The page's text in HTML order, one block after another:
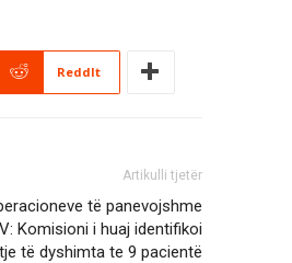
ReddIt
Artikulli tjetër
të panevojshme
Komisioni i huaj identifikoi
të dyshimta te 9 pacientë